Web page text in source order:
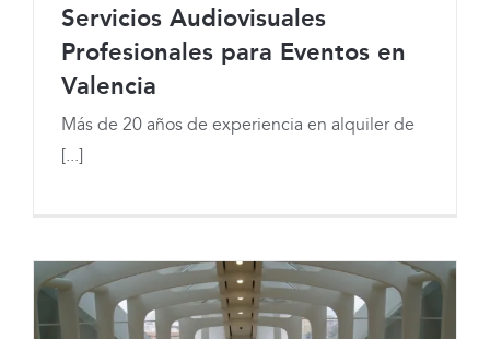
Servicios Audiovisuales Profesionales
Servicios Audiovisuales
Profesionales para Eventos en
Valencia
Más de 20 años de experiencia en alquiler de
[...]